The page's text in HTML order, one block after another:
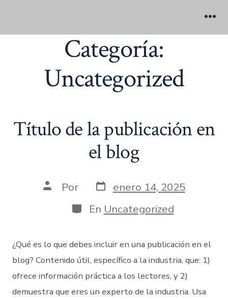
Categoría:
Uncategorized
Título de la publicación en
el blog
Por
enero 14, 2025
En Uncategorized
¿Qué es lo que debes incluir en una publicación en el
blog? Contenido útil, específico a la industria, que: 1)
ofrece información práctica a los lectores, y 2)
demuestra que eres un experto de la industria. Usa